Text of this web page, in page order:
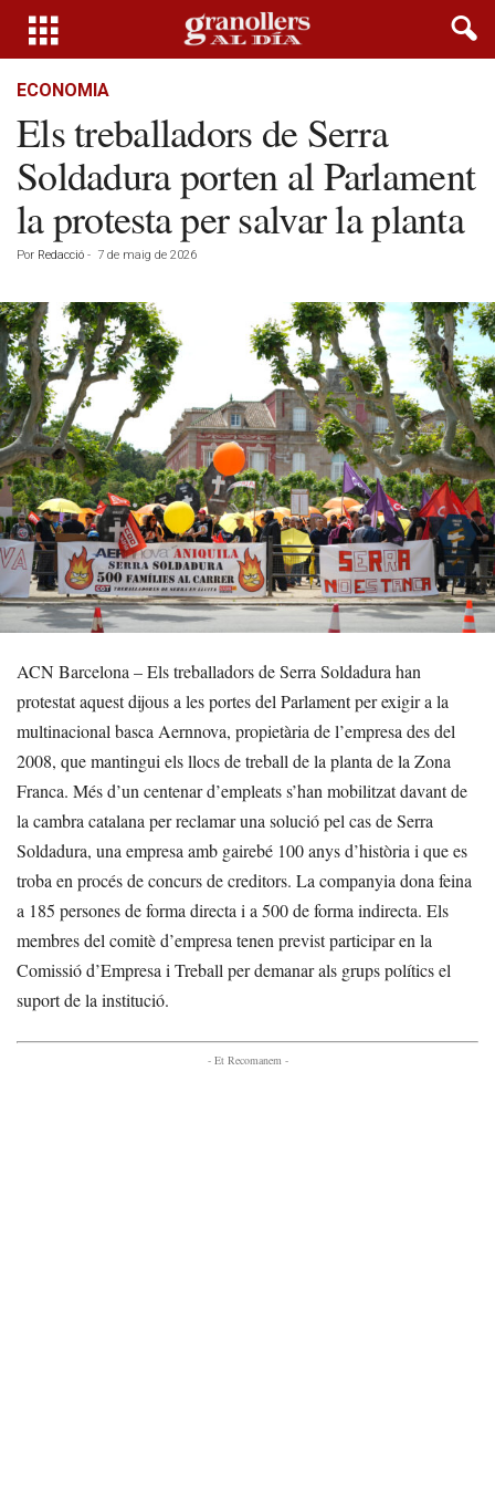
ECONOMIA
Els treballadors de Serra
Soldadura porten al Parlament
la protesta per salvar la planta
Por Redacció - 7 de maig de 2026
ACN Barcelona – Els treballadors de Serra Soldadura han
protestat aquest dijous a les portes del Parlament per exigir a la
multinacional basca Aernnova, propietària de l’empresa des del
2008, que mantingui els llocs de treball de la planta de la Zona
Franca. Més d’un centenar d’empleats s’han mobilitzat davant de
la cambra catalana per reclamar una solució pel cas de Serra
Soldadura, una empresa amb gairebé 100 anys d’història i que es
troba en procés de concurs de creditors. La companyia dona feina
a 185 persones de forma directa i a 500 de forma indirecta. Els
membres del comitè d’empresa tenen previst participar en la
Comissió d’Empresa i Treball per demanar als grups polítics el
suport de la institució.
- Et Recomanem -